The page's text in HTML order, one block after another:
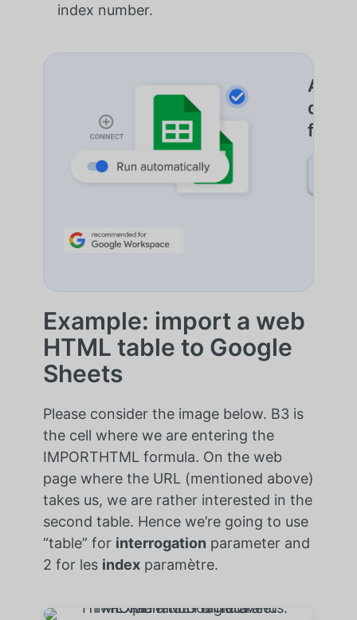
index number.
de
Example: import a web
HTML table to Google
Sheets
Please consider the image below. B3 is
the cell where we are entering the
IMPORTHTML formula. On the web
page where the URL (mentioned above)
takes us, we are rather interested in the
second table. Hence we’re going to use
“table” for interrogation parameter and
2 forles index paramètre.